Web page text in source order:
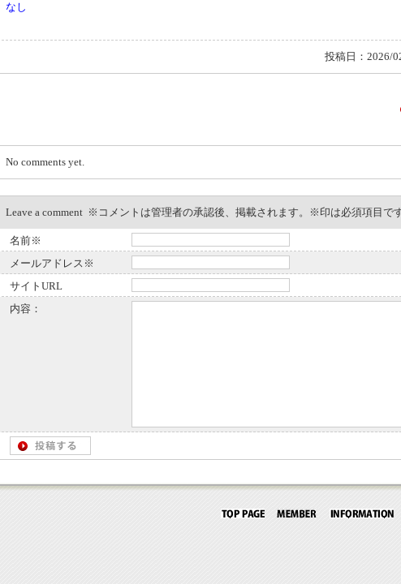
なし
投稿日：2026/
No comments yet.
Leave a comment ※コメントは管理者の承認後、掲載されます。※印は必須項目です
名前※
メールアドレス※
サイトURL
内容：